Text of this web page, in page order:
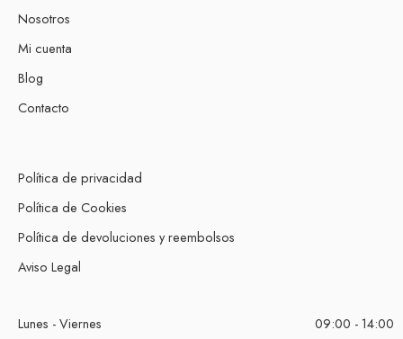
Nosotros
Mi cuenta
Blog
Contacto
Política de privacidad
Política de Cookies
Política de devoluciones y reembolsos
Aviso Legal
Lunes - Viernes
09:00 - 14:00